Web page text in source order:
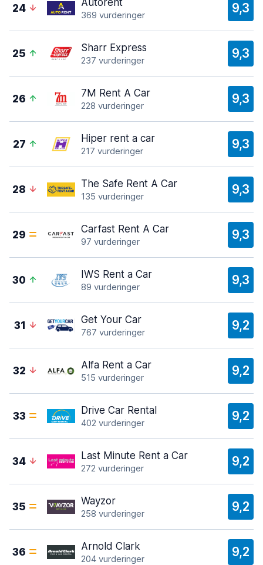
24 Autorent
369 vurderinger 9,3
25 Sharr Express
237 vurderinger 9,3
26 7M Rent A Car
228 vurderinger 9,3
27 Hiper rent a car
217 vurderinger 9,3
28 The Safe Rent A Car
135 vurderinger 9,3
29 Carfast Rent A Car
97 vurderinger 9,3
30 IWS Rent a Car
89 vurderinger 9,3
31 Get Your Car
767 vurderinger 9,2
32 Alfa Rent a Car
515 vurderinger 9,2
33 Drive Car Rental
402 vurderinger 9,2
34 Last Minute Rent a Car
272 vurderinger 9,2
35 Wayzor
258 vurderinger 9,2
36 Arnold Clark
204 vurderinger 9,2